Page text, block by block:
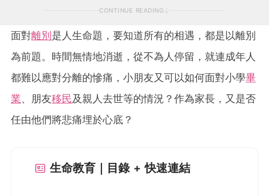
CONTINUE READING
面對離別是人生命題，要知道所有的相遇，都是以離別
為前題。時間無情地消逝，從不為人停留，就連成年人
都難以應對分離的慘痛，小朋友又可以如何面對小學畢
業、朋友移民及親人去世等的情況？作為家長，又是否
任由他們將悲痛埋於心底？
生命教育｜目錄 + 快速連結